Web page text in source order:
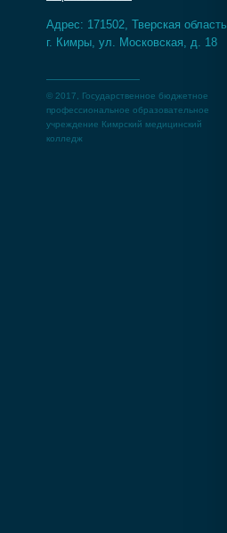
Адрес: 171502, Тверская область,
г. Кимры, ул. Московская, д. 18
© 2017, Государственное бюджетное
профессиональное образовательное
учреждение Кимрский медицинский
колледж